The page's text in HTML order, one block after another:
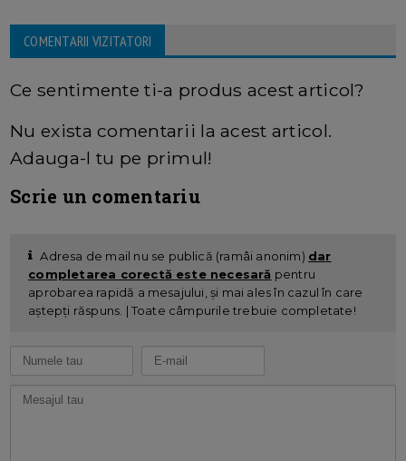
COMENTARII VIZITATORI
Ce sentimente ti-a produs acest articol?
Nu exista comentarii la acest articol.
Adauga-l tu pe primul!
Scrie un comentariu
Adresa de mail nu se publică (ramâi anonim) dar
completarea corectă este necesară pentru
aprobarea rapidă a mesajului, și mai ales în cazul în care
aștepți răspuns. | Toate câmpurile trebuie completate!